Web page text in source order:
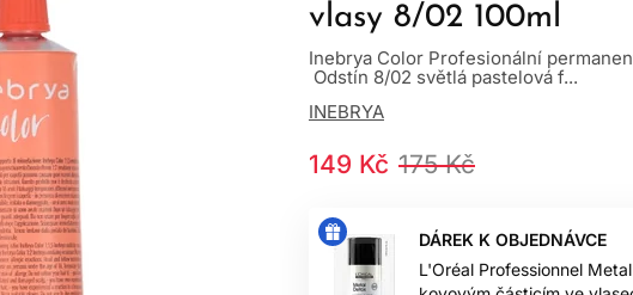
vlasy 8/02 100ml
Inebrya Color Profesionální
Odstín 8/02 světlá pastelová f...
INEBRYA
175 Kč
149 Kč
DÁREK K OBJEDNÁVCE
L'Oréal Professionnel